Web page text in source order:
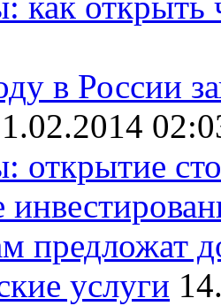
в России
открытие
предложат
услуги